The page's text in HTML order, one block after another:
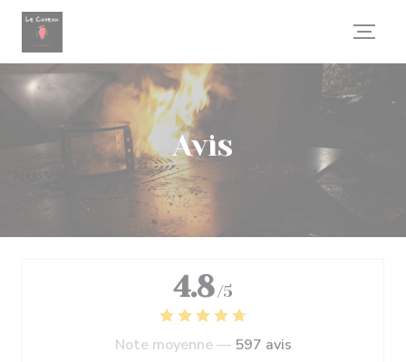
Personnalisation de vos choix en matière de cookies
Avis
4.8 /5
Note moyenne — 597 avis